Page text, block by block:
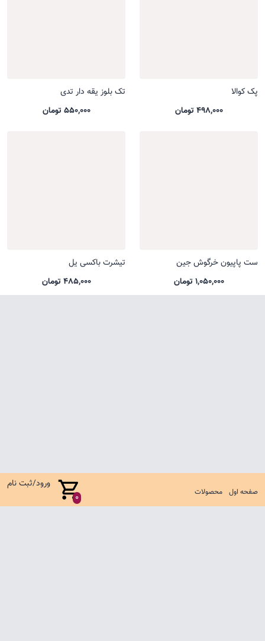
صفحه اول محصولات 0
ورود/ثبت نام
پک کوالا
498,000 تومان
تک بلوز یقه دار تدی
550,000 تومان
ست پاپیون خرگوش جین
1,050,000 تومان
تیشرت باکسی یل
485,000 تومان